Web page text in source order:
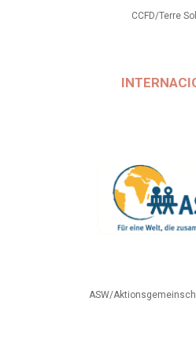
CCFD/Terre
ASW/